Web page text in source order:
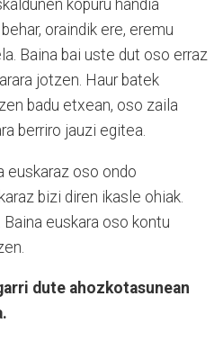
kopuru handia
oraindik ere, eremu
Baina bai uste dut oso erraz
jotzen. Haur batek
badu etxean, oso zaila
berriro jauzi egitea.
euskaraz oso ondo
bizi diren ikasle ohiak.
euskara oso kontu
dute ahozkotasunean